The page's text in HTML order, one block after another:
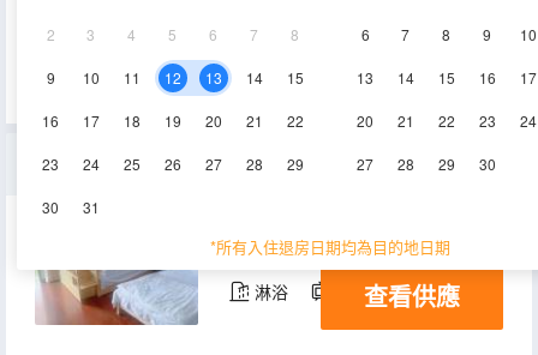
2 3 4 5 6 7 8
9 10 11 12 13 14 15
16 17 18 19 20 21 22
23 24 25 26 27 28 29
30 31
6 7 8 9 10
13 14 15 16 17
20 21 22 23 24
27 28 29 30
*所有入住退房日期均為目的地日期
家庭房
20㎡ 1-2層 空調
淋浴 電視機
查看供應